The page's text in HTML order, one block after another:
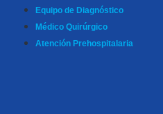
Equipo de Diagnóstico
Médico Quirúrgico
Atención Prehospitalaria